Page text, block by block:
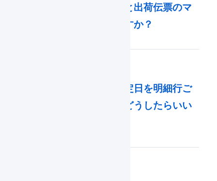
受注伝票のマクロと出荷伝票のマ
クロの違いは何ですか？
入荷予定の入荷予定日を明細行ご
とに設定するにはどうしたらいい